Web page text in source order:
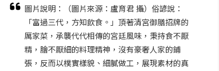
圖片說明：（圖片來源：盧育君 攝）俗諺說：
「富過三代，方知飲食。」頂著清宮御膳招牌的
厲家菜，承襲代代相傳的宮廷風味，秉持食不厭
精，膾不厭細的料理精神，沒有豪奢人家的鋪
張，反而以樸實樣貌、細膩做工，展現素材的真